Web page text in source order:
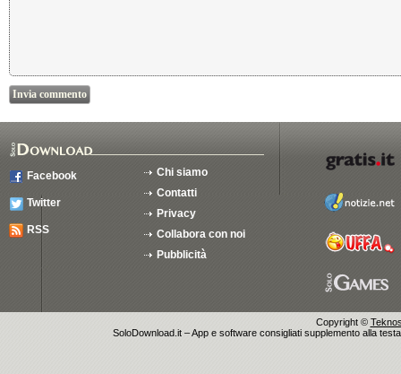
Facebook
Twitter
RSS
Chi siamo
Contatti
Privacy
Collabora con noi
Pubblicità
Copyright ©
SoloDownload.it – App e software consigliati supplemento alla